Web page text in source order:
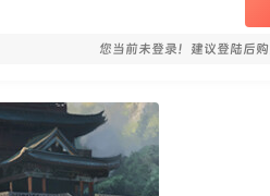
您当前未登录！建议登陆后